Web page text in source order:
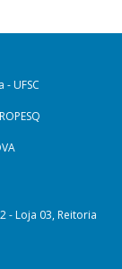
UFSC
- Loja 03, Reitoria